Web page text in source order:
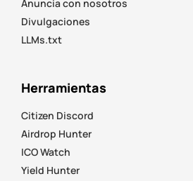
Anuncia con nosotros
Divulgaciones
LLMs.txt
Herramientas
Citizen Discord
Airdrop Hunter
ICO Watch
Yield Hunter